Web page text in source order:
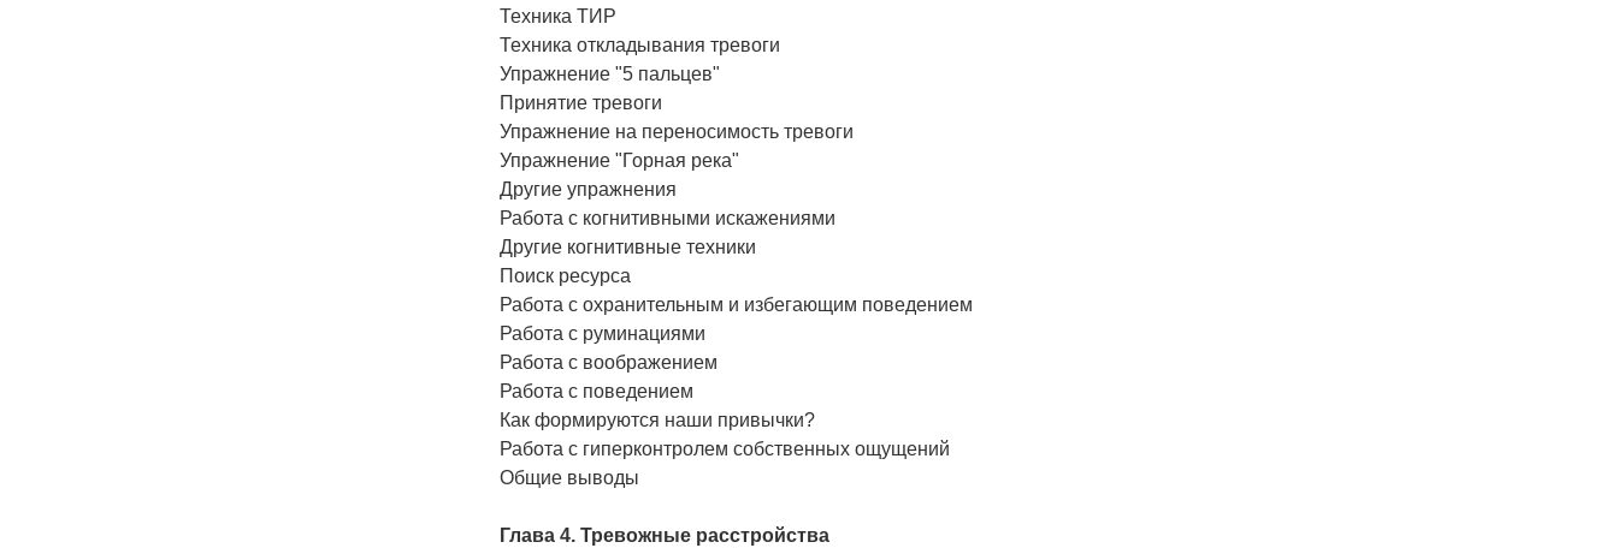
Техника ТИР
Техника откладывания тревоги
Упражнение "5 пальцев"
Принятие тревоги
Упражнение на переносимость тревоги
Упражнение "Горная река"
Другие упражнения
Работа с когнитивными искажениями
Другие когнитивные техники
Поиск ресурса
Работа с охранительным и избегающим поведением
Работа с руминациями
Работа с воображением
Работа с поведением
Как формируются наши привычки?
Работа с гиперконтролем собственных ощущений
Общие выводы
Глава 4. Тревожные расстройства